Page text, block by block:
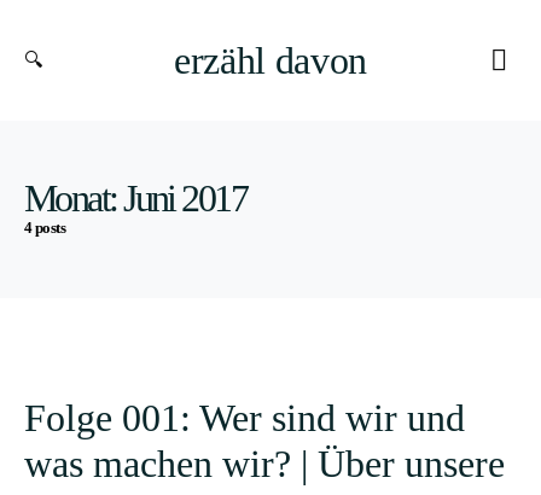
erzähl davon
Monat:Juni 2017
4 posts
Folge 001: Wer sind wir und
was machen wir? | Über unsere